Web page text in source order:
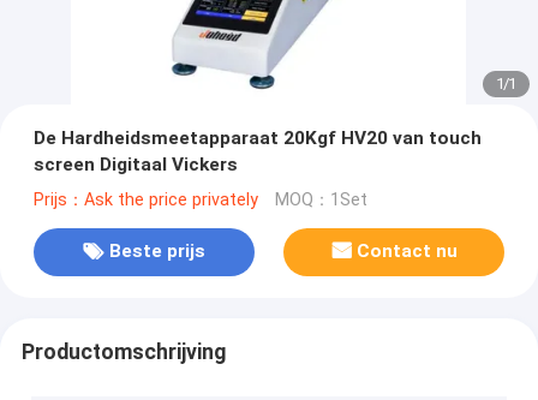
1/1
De Hardheidsmeetapparaat 20Kgf HV20 van touch
screen Digitaal Vickers
Prijs：Ask the price privately MOQ：1Set
Beste prijs Contact nu
Productomschrijving